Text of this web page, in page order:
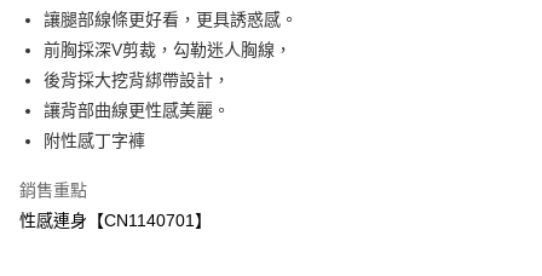
付款後全家取貨
免運費
7-11付款取貨
免運費
付款後7-11取貨
免運費
讓腿部線條更好看，更具誘惑感。
前胸採深V剪裁，勾勒迷人胸線，
後背採大挖背綁帶設計，
讓背部曲線更性感美麗。
附性感丁字褲
銷售重點
性感連身【CN1140701】